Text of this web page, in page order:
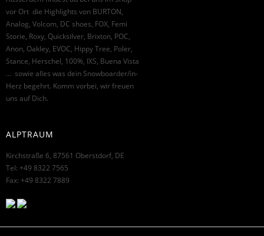
vor Ort die Highlights von BURTON,
Analog, Volcom, DC shoes, FOX, Femi
Storie, Roxy, Quicksilver, Brixton, POC,
Anon, Oakley, EVOC, Hippy Tree, Poler,
Stance, Herschel, 100%, IXS, Buena Vista
… sowie alles was dein Snowboarder/in-
Herz begehrt. Komm vorbei, wir freuen
uns auf Dich.
ALPTRAUM
Kirchstraße 6, 87561 Oberstdorf, DE
Tel: +49 8322 7565
Fax: +49 8322 7889